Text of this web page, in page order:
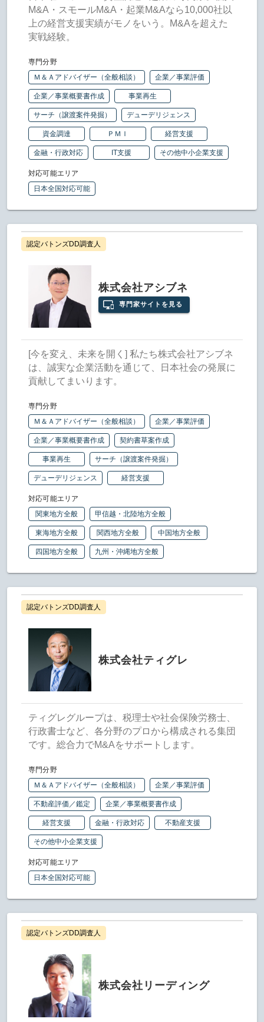
M&A・スモールM&A・起業M&Aなら10,000社以
上の経営支援実績がモノをいう。M&Aを超えた
実戦経験。
専門分野
Ｍ＆Ａアドバイザー（全般相談）
企業／事業評価
企業／事業概要書作成 事業再生
サーチ（譲渡案件発掘） デューデリジェンス
資金調達 ＰＭＩ 経営支援
金融・行政対応 IT支援 その他中小企業支援
対応可能エリア
日本全国対応可能
認定バトンズDD調査人
株式会社アシブネ
専門家サイトを見る
[今を変え、未来を開く] 私たち株式会社アシブネ
は、誠実な企業活動を通じて、日本社会の発展に
貢献してまいります。
専門分野
Ｍ＆Ａアドバイザー（全般相談）
企業／事業評価
企業／事業概要書作成 契約書草案作成
事業再生 サーチ（譲渡案件発掘）
デューデリジェンス 経営支援
対応可能エリア
関東地方全般
甲信越・北陸地方全般
東海地方全般 関西地方全般 中国地方全般
四国地方全般 九州・沖縄地方全般
認定バトンズDD調査人
株式会社ティグレ
ティグレグループは、税理士や社会保険労務士、
行政書士など、各分野のプロから構成される集団
です。総合力でM&Aをサポートします。
専門分野
Ｍ＆Ａアドバイザー（全般相談）
企業／事業評価
不動産評価／鑑定 企業／事業概要書作成
経営支援 金融・行政対応 不動産支援
その他中小企業支援
対応可能エリア
日本全国対応可能
認定バトンズDD調査人
株式会社リーディング